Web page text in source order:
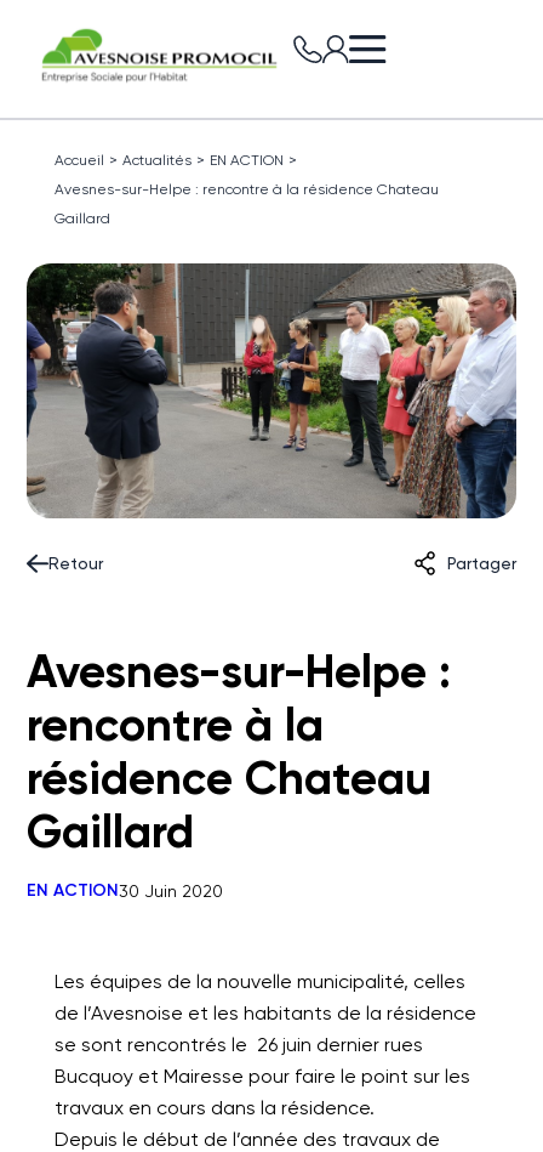
Accueil > Actualités > EN ACTION >
Avesnes-sur-Helpe : rencontre à la résidence Chateau
Gaillard
Retour Partager
Avesnes-sur-Helpe :
rencontre à la
résidence Chateau
Gaillard
EN ACTION30 Juin 2020
Les équipes de la nouvelle municipalité, celles
de l’Avesnoise et les habitants de la résidence
se sont rencontrés le 26 juin dernier rues
Bucquoy et Mairesse pour faire le point sur les
travaux en cours dans la résidence.
Depuis le début de l’année des travaux de